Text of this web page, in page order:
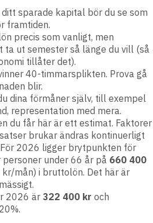
sparade kapital bör du se som
framtiden.
precis som vanligt, men
ta ut semester så länge du vill (så
tillåter det).
40-timmarsplikten. Prova gå
blir.
dina förmåner själv, till exempel
representation med mera.
du får här är ett estimat. Faktorer
brukar ändras kontinuerligt
2026 ligger brytpunkten för
under 66 år på 660 400
mån) i bruttolön. Det här är
2026 är 322 400 kr och